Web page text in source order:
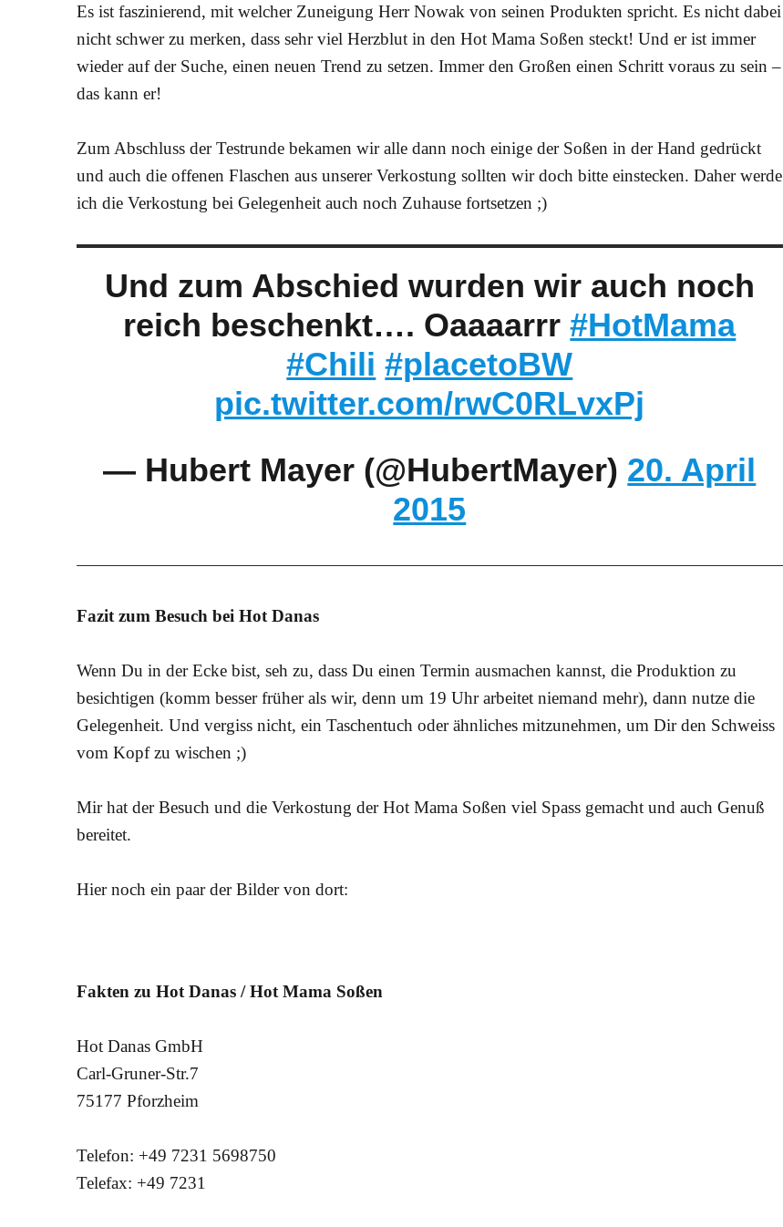
Es ist faszinierend, mit welcher Zuneigung Herr Nowak von seinen Produkten spricht. Es nicht dabei
nicht schwer zu merken, dass sehr viel Herzblut in den Hot Mama Soßen steckt! Und er ist immer
wieder auf der Suche, einen neuen Trend zu setzen. Immer den Großen einen Schritt voraus zu sein –
das kann er!
Zum Abschluss der Testrunde bekamen wir alle dann noch einige der Soßen in der Hand gedrückt
und auch die offenen Flaschen aus unserer Verkostung sollten wir doch bitte einstecken. Daher werde
ich die Verkostung bei Gelegenheit auch noch Zuhause fortsetzen ;)
Und zum Abschied wurden wir auch noch
reich beschenkt…. Oaaaarrr#HotMama
#Chili #placetoBW
pic.twitter.com/rwC0RLvxPj
— Hubert Mayer (@HubertMayer) 20. April
2015
Fazit zum Besuch bei Hot Danas
Wenn Du in der Ecke bist, seh zu, dass Du einen Termin ausmachen kannst, die Produktion zu
besichtigen (komm besser früher als wir, denn um 19 Uhr arbeitet niemand mehr), dann nutze die
Gelegenheit. Und vergiss nicht, ein Taschentuch oder ähnliches mitzunehmen, um Dir den Schweiss
vom Kopf zu wischen ;)
Mir hat der Besuch und die Verkostung der Hot Mama Soßen viel Spass gemacht und auch Genuß
bereitet.
Hier noch ein paar der Bilder von dort:
Fakten zu Hot Danas / Hot Mama Soßen
Hot Danas GmbH
Carl-Gruner-Str.7
75177 Pforzheim
Telefon: +49 7231 5698750
Telefax: +49 7231